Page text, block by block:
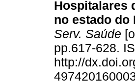
Hospitalares
no estado do
Serv. Saúde
pp.617-628.
http://